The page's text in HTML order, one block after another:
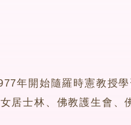
開始隨羅時憲教授學
居士林、佛教護生會、